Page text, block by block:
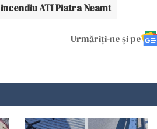
incendiu ATI Piatra Neamt
Urmăriți-ne și pe